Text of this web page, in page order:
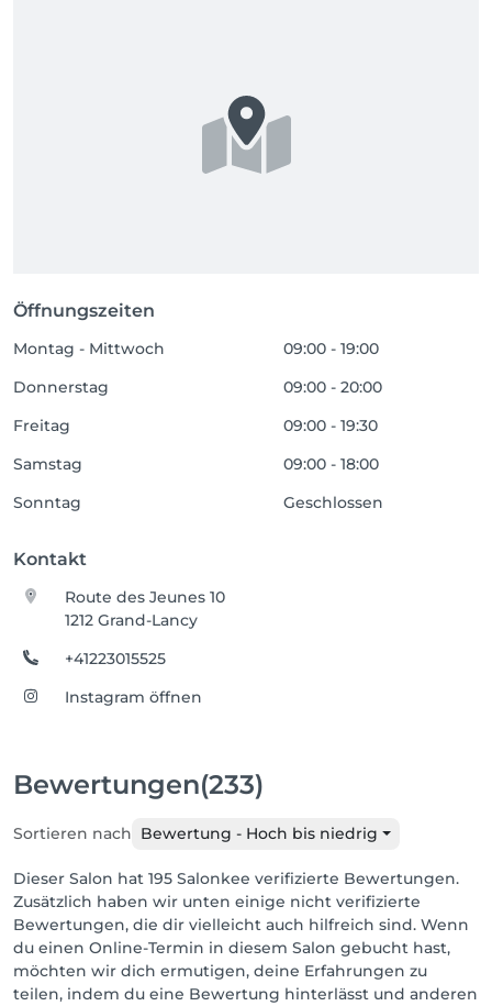
Öffnungszeiten
Montag - Mittwoch
09:00 - 19:00
Donnerstag
09:00 - 20:00
Freitag
09:00 - 19:30
Samstag
09:00 - 18:00
Sonntag
Geschlossen
Kontakt
Route des Jeunes 10
1212 Grand-Lancy
+41223015525
Instagram öffnen
Bewertungen(233)
Sortieren nach Bewertung - Hoch bis niedrig
Dieser Salon hat 195 Salonkee verifizierte Bewertungen.
Zusätzlich haben wir unten einige nicht verifizierte
Bewertungen, die dir vielleicht auch hilfreich sind. Wenn
du einen Online-Termin in diesem Salon gebucht hast,
möchten wir dich ermutigen, deine Erfahrungen zu
teilen, indem du eine Bewertung hinterlässt und anderen